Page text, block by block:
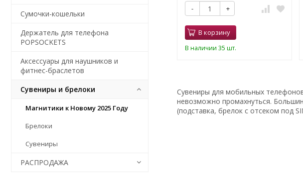
- +
В корзину
В наличии 35 шт.
Сувениры для мобильных
невозможно промахнуться.
(подставка, брелок с отсеком под
Сумочки-кошельки
Держатель для телефона
POPSOCKETS
Аксессуары для наушников и
фитнес-браслетов
Сувениры и брелоки
Магнитики к Новому 2025 Году
Брелоки
Сувениры
РАСПРОДАЖА